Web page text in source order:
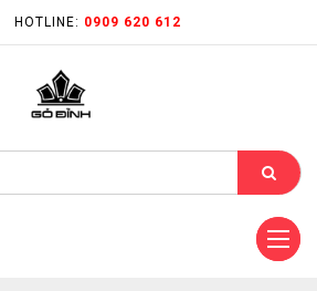
HOTLINE: 0909 620 612